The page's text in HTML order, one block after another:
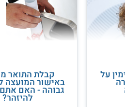
על קבלת התואר
באישור המועצה
גבוהה - האם
להיזהר?